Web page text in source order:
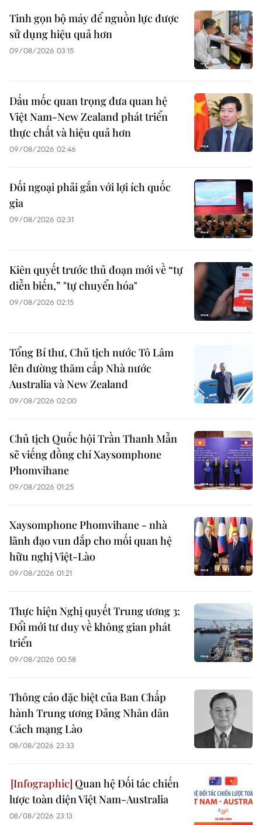
Tinh gọn bộ máy để nguồn lực được
sử dụng hiệu quả hơn
09/08/2026 03:15
Dấu mốc quan trọng đưa quan hệ
Việt Nam-New Zealand phát triển
thực chất và hiệu quả hơn
09/08/2026 02:46
Đối ngoại phải gắn với lợi ích quốc
gia
09/08/2026 02:31
Kiên quyết trước thủ đoạn mới về “tự
diễn biến,” "tự chuyển hóa"
09/08/2026 02:15
Tổng Bí thư, Chủ tịch nước Tô Lâm
lên đường thăm cấp Nhà nước
Australia và New Zealand
09/08/2026 02:00
Chủ tịch Quốc hội Trần Thanh Mẫn
sẽ viếng đồng chí Xaysomphone
Phomvihane
09/08/2026 01:25
Xaysomphone Phomvihane - nhà
lãnh đạo vun đắp cho mối quan hệ
hữu nghị Việt-Lào
09/08/2026 01:21
Thực hiện Nghị quyết Trung ương 3:
Đổi mới tư duy về không gian phát
triển
09/08/2026 00:58
Thông cáo đặc biệt của Ban Chấp
hành Trung ương Đảng Nhân dân
Cách mạng Lào
08/08/2026 23:33
Quan hệ Đối tác chiến
lược toàn diện Việt Nam-Australia
08/08/2026 23:13